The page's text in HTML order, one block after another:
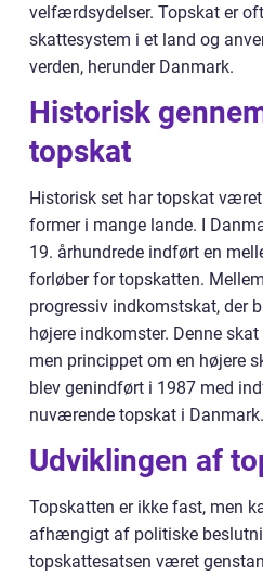
velfærdsydelser. Topskat er
skattesystem i et land og
verden, herunder Danmark.
Historisk
topskat
Historisk set har topskat
former i mange lande. I
19. århundrede indført en
forløber for topskatten.
progressiv indkomstskat, der
højere indkomster. Denne
men princippet om en højere
blev genindført i 1987 med
nuværende topskat i Danmark.
Udviklingen af
Topskatten er ikke fast, men
afhængigt af politiske
topskattesatsen været